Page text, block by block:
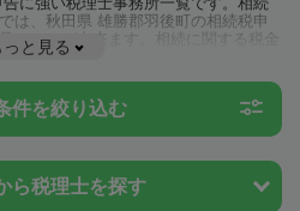
は、秋田県 雄勝郡羽後町の相続税申
ることが出来ます。相続に関する税金
理士に相談してみましょう。
っと見る
件を絞り込む
ら税理士を探す